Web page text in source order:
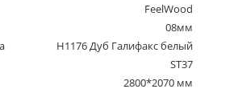
FeelWood
08мм
H1176 Дуб Галифакс белый
ST37
2800*2070 мм